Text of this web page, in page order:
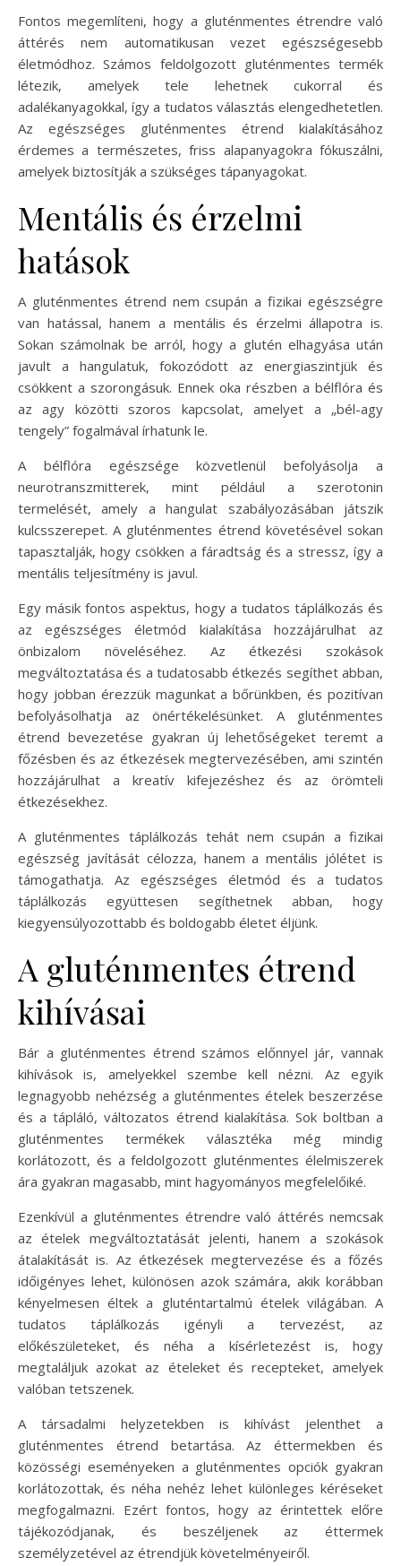
Fontos megemlíteni, hogy a gluténmentes étrendre való
áttérés nem automatikusan vezet egészségesebb
életmódhoz. Számos feldolgozott gluténmentes termék
létezik, amelyek tele lehetnek cukorral és
adalékanyagokkal, így a tudatos választás elengedhetetlen.
Az egészséges gluténmentes étrend kialakításához
érdemes a természetes, friss alapanyagokra fókuszálni,
amelyek biztosítják a szükséges tápanyagokat.
Mentális és érzelmi
hatások
A gluténmentes étrend nem csupán a fizikai egészségre
van hatással, hanem a mentális és érzelmi állapotra is.
Sokan számolnak be arról, hogy a glutén elhagyása után
javult a hangulatuk, fokozódott az energiaszintjük és
csökkent a szorongásuk. Ennek oka részben a bélflóra és
az agy közötti szoros kapcsolat, amelyet a „bél-agy
tengely” fogalmával írhatunk le.
A bélflóra egészsége közvetlenül befolyásolja a
neurotranszmitterek, mint például a szerotonin
termelését, amely a hangulat szabályozásában játszik
kulcsszerepet. A gluténmentes étrend követésével sokan
tapasztalják, hogy csökken a fáradtság és a stressz, így a
mentális teljesítmény is javul.
Egy másik fontos aspektus, hogy a tudatos táplálkozás és
az egészséges életmód kialakítása hozzájárulhat az
önbizalom növeléséhez. Az étkezési szokások
megváltoztatása és a tudatosabb étkezés segíthet abban,
hogy jobban érezzük magunkat a bőrünkben, és pozitívan
befolyásolhatja az önértékelésünket. A gluténmentes
étrend bevezetése gyakran új lehetőségeket teremt a
főzésben és az étkezések megtervezésében, ami szintén
hozzájárulhat a kreatív kifejezéshez és az örömteli
étkezésekhez.
A gluténmentes táplálkozás tehát nem csupán a fizikai
egészség javítását célozza, hanem a mentális jólétet is
támogathatja. Az egészséges életmód és a tudatos
táplálkozás együttesen segíthetnek abban, hogy
kiegyensúlyozottabb és boldogabb életet éljünk.
A gluténmentes étrend
kihívásai
Bár a gluténmentes étrend számos előnnyel jár, vannak
kihívások is, amelyekkel szembe kell nézni. Az egyik
legnagyobb nehézség a gluténmentes ételek beszerzése
és a tápláló, változatos étrend kialakítása. Sok boltban a
gluténmentes termékek választéka még mindig
korlátozott, és a feldolgozott gluténmentes élelmiszerek
ára gyakran magasabb, mint hagyományos megfelelőiké.
Ezenkívül a gluténmentes étrendre való áttérés nemcsak
az ételek megváltoztatását jelenti, hanem a szokások
átalakítását is. Az étkezések megtervezése és a főzés
időigényes lehet, különösen azok számára, akik korábban
kényelmesen éltek a gluténtartalmú ételek világában. A
tudatos táplálkozás igényli a tervezést, az
előkészületeket, és néha a kísérletezést is, hogy
megtaláljuk azokat az ételeket és recepteket, amelyek
valóban tetszenek.
A társadalmi helyzetekben is kihívást jelenthet a
gluténmentes étrend betartása. Az éttermekben és
közösségi eseményeken a gluténmentes opciók gyakran
korlátozottak, és néha nehéz lehet különleges kéréseket
megfogalmazni. Ezért fontos, hogy az érintettek előre
tájékozódjanak, és beszéljenek az éttermek
személyzetével az étrendjük követelményeiről.